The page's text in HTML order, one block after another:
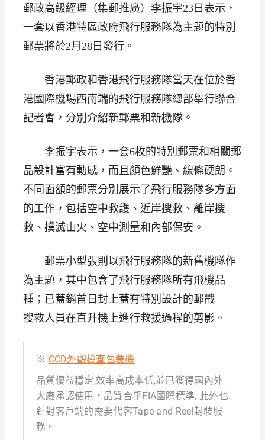
郵政高級經理（集郵推廣）李振宇23日表示，
一套以香港特區政府飛行服務隊為主題的特別
郵票將於2月28日發行。
香港郵政和香港飛行服務隊當天在位於香
港國際機場西南端的飛行服務隊總部舉行聯合
記者會，分別介紹新郵票和新機隊。
李振宇表示，一套6枚的特別郵票和相關郵
品設計富有動感，而且顏色鮮艷、線條硬朗。
不同面額的郵票分別展示了飛行服務隊多方面
的工作，包括空中救護、近岸搜救、離岸搜
救、撲滅山火、空中測量和內部保安。
郵票小型張則以飛行服務隊的新舊機隊作
為主題，其中包含了飛行服務隊所有飛機品
種；已蓋銷首日封上蓋有特別設計的郵戳——
搜救人員在直升機上進行救援過程的剪影。
※ CCD外觀檢查包裝機
品質優益穩定,效率高成本低,並已獲得國內外
大廠承認使用，品質合乎EIA國際標準, 此外也
針對客戶端的需要代客Tape and Reel封裝服
務。